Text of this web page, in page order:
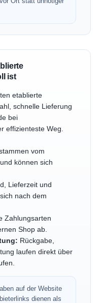
ist
etablierte
schnelle Lieferung
bei
effizienteste Weg.
vom
können sich
Lieferzeit und
nach dem
Zahlungsarten
Shop ab.
Rückgabe,
laufen direkt über
auf der Website
dienen als